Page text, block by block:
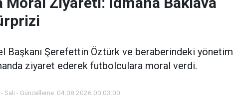
Başkanı Şerefettin Öztürk ve beraberindeki yönetim
ziyaret ederek futbolculara moral verdi.
Salı - Güncelleme: 04.08.2026 00:03:00